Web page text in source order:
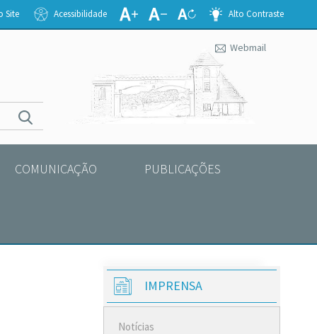
Site Acessibilidade Alto Contraste
Webmail
COMUNICAÇÃO PUBLICAÇÕES
IMPRENSA
Notícias